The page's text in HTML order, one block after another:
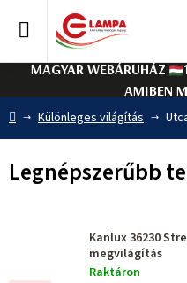
tartalomhoz
MAGYAR WEBÁRUHÁZ
AMIBEN
Kezdőlap
Különleges világítás
Legnépszerűbb
Kanlux 36230
megvilágítás
Raktáron